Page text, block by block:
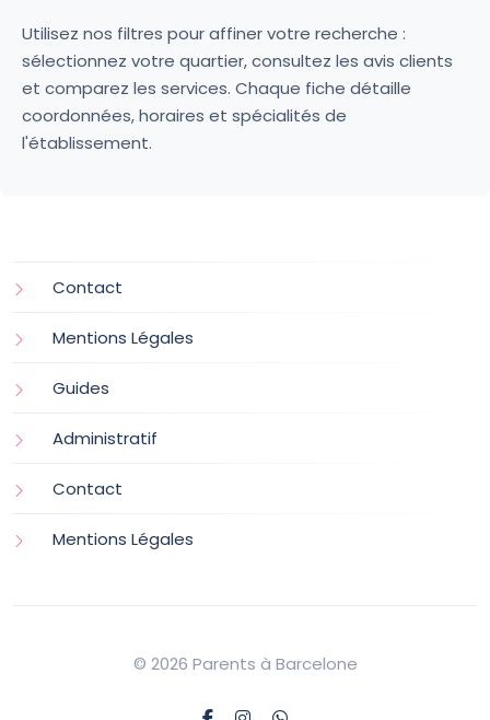
Utilisez nos filtres pour affiner votre recherche :
sélectionnez votre quartier, consultez les avis clients
et comparez les services. Chaque fiche détaille
coordonnées, horaires et spécialités de
l'établissement.
Contact
Mentions Légales
Guides
Administratif
Contact
Mentions Légales
© 2026 Parents à Barcelone